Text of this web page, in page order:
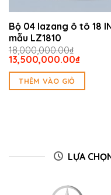
Bộ 04 lazang ô tô 18
mẫu LZ1810
18,000,000.00₫
Giá
gốc
18,000,000.00₫.
13,500,000.00₫Giá
là:
THÊM VÀO GIỎ
LỰA